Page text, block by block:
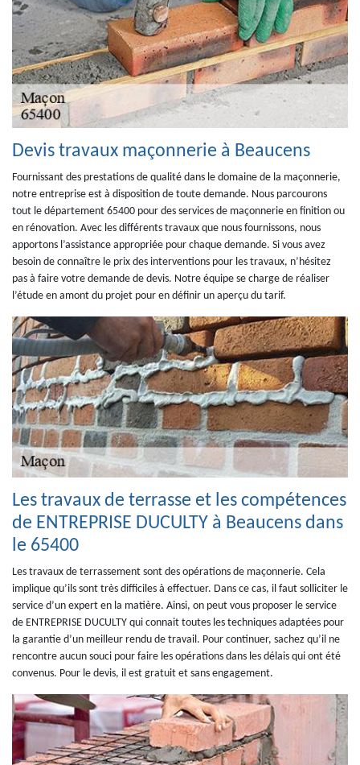
Devis travaux maçonnerie à Beaucens
Fournissant des prestations de qualité dans le domaine de la maçonnerie,
notre entreprise est à disposition de toute demande. Nous parcourons
tout le département 65400 pour des services de maçonnerie en finition ou
en rénovation. Avec les différents travaux que nous fournissons, nous
apportons l’assistance appropriée pour chaque demande. Si vous avez
besoin de connaître le prix des interventions pour les travaux, n’hésitez
pas à faire votre demande de devis. Notre équipe se charge de réaliser
l’étude en amont du projet pour en définir un aperçu du tarif.
Les travaux de terrasse et les compétences
de ENTREPRISE DUCULTY à Beaucens dans
le 65400
Les travaux de terrassement sont des opérations de maçonnerie. Cela
implique qu’ils sont très difficiles à effectuer. Dans ce cas, il faut solliciter le
service d’un expert en la matière. Ainsi, on peut vous proposer le service
de ENTREPRISE DUCULTY qui connait toutes les techniques adaptées pour
la garantie d’un meilleur rendu de travail. Pour continuer, sachez qu’il ne
rencontre aucun souci pour faire les opérations dans les délais qui ont été
convenus. Pour le devis, il est gratuit et sans engagement.